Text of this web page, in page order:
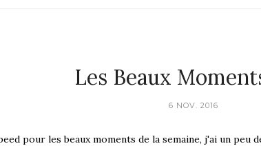
Les Beaux
6 NOV. 2016
pour les beaux moments de la semaine, j'ai un peu